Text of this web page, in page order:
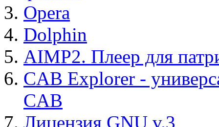
Opera
Dolphin
AIMP2. Плеер для
CAB Explorer -
CAB
Лицензия GNU v.3